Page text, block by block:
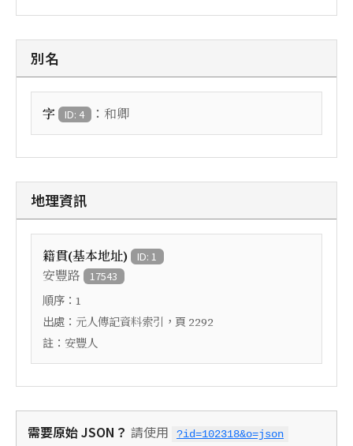
別名
字 ID: 4 ： 和卿
地理資訊
籍貫(基本地址) ID: 1
安豐路 17543
順序： 1
出處： 元人傳記資料索引 ，頁 2292
註： 安豐人
需要原始 JSON？ 請使用 ?id=102318&o=json